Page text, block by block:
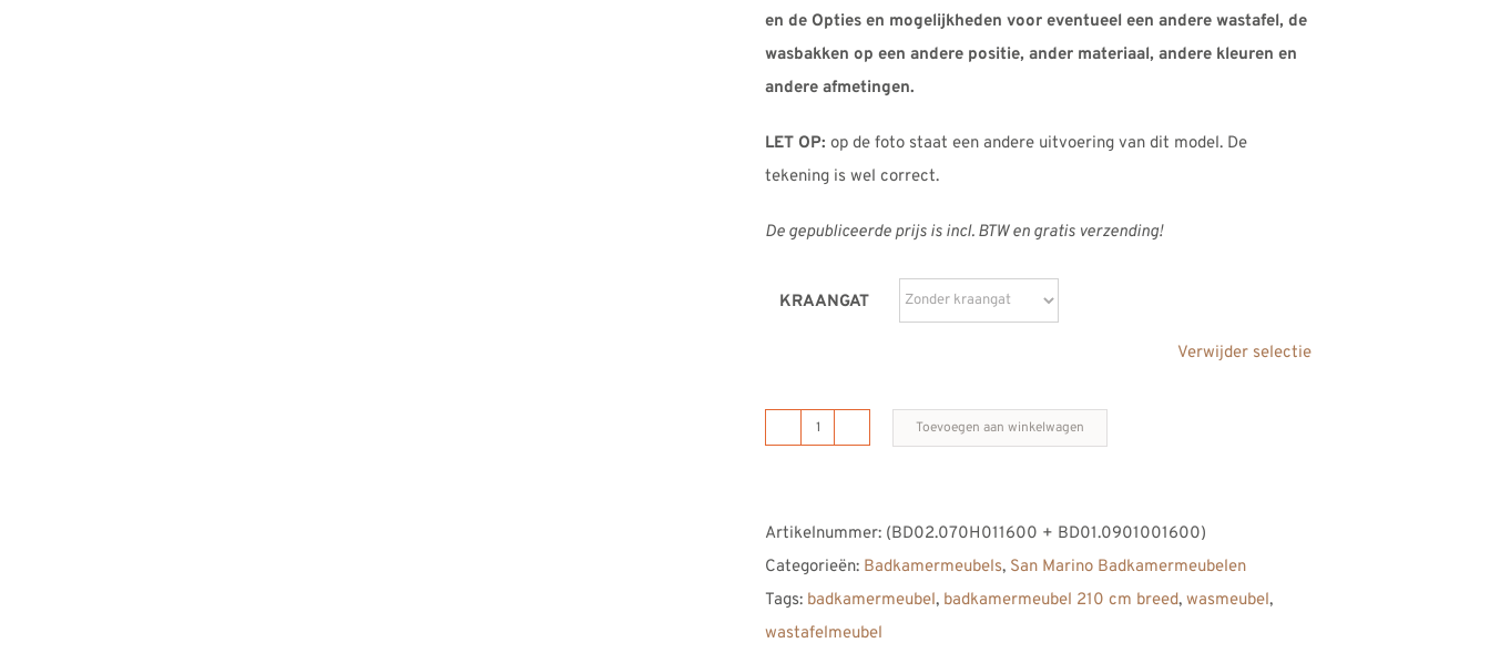
en de Opties en mogelijkheden voor eventueel een andere wastafel, de
wasbakken op een andere positie, ander materiaal, andere kleuren en
andere afmetingen.
LET OP: op de foto staat een andere uitvoering van dit model. De
tekening is wel correct.
De gepubliceerde prijs is incl. BTW en gratis verzending!
KRAANGAT
Verwijder selectie
B
Marino
Badkamermeubel
1600
aantal
Toevoegen aan winkelwagen
Artikelnummer: (BD02.070H011600 + BD01.0901001600)
Categorieën: Badkamermeubels, San Marino Badkamermeubelen
Tags: badkamermeubel, badkamermeubel 210 cm breed, wasmeubel,
wastafelmeubel